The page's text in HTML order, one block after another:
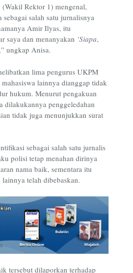
Rektor 1) mengenal,
salah satu jurnalisnya
Amir Ilyas, itu
saya dan menanyakan ‘Siapa,
,” ungkap Anisa.
lima pengurus UKPM
lainnya dianggap tidak
hukum. Menurut pengakuan
dilakukannya penggeledahan
tidak juga menunjukkan surat
sebagai salah satu jurnalis
polisi tetap menahan dirinya
nama baik, sementara itu
telah dibebaskan.
tersebut dilaporkan terhadap